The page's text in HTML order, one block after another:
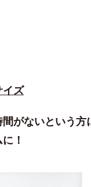
イズ
がないという方
！